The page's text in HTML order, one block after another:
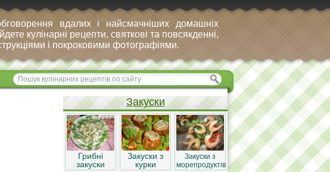
вдалих і найсмачніших домашніх
кулінарні рецепти, святкові та повсякденні,
і покроковими фотографіями.
Закуски
Грибні
закуски
Закуски з
курки
Закуски з
морепродуктів